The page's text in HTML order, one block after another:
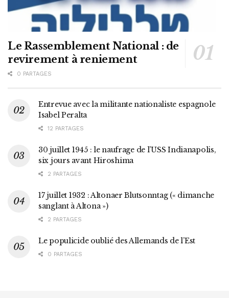
Le Rassemblement National : de
revirement à reniement
0 PARTAGES
Entrevue avec la militante nationaliste espagnole
Isabel Peralta
12 PARTAGES
30 juillet 1945 : le naufrage de l’USS Indianapolis,
six jours avant Hiroshima
2 PARTAGES
17 juillet 1932 : Altonaer Blutsonntag (« dimanche
sanglant à Altona »)
2 PARTAGES
Le populicide oublié des Allemands de l’Est
0 PARTAGES